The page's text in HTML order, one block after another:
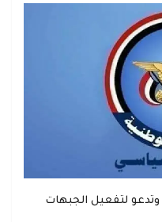
وتدعو لتفعيل الجبهات